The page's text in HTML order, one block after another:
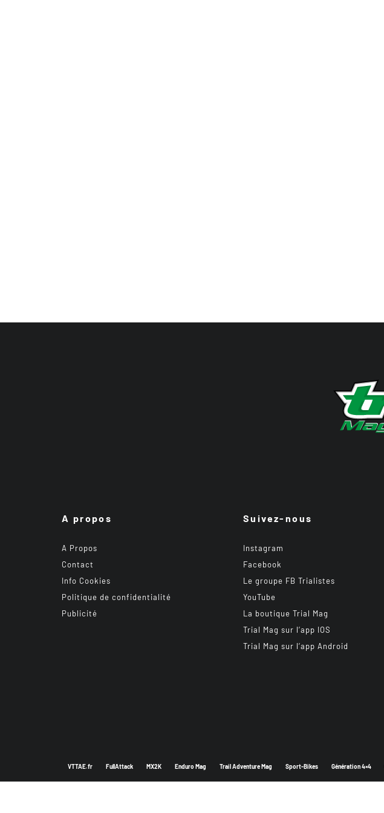
A propos
A Propos
Contact
Info Cookies
Politique de confidentialité
Publicité
Suivez-nous
Instagram
Facebook
Le groupe FB Trialistes
YouTube
La boutique Trial Mag
Trial Mag sur l’app IOS
Trial Mag sur l’app Android
VTTAE.fr FullAttack MX2K Enduro Mag Trail Adventure Mag Sport-Bikes Génération 4×4